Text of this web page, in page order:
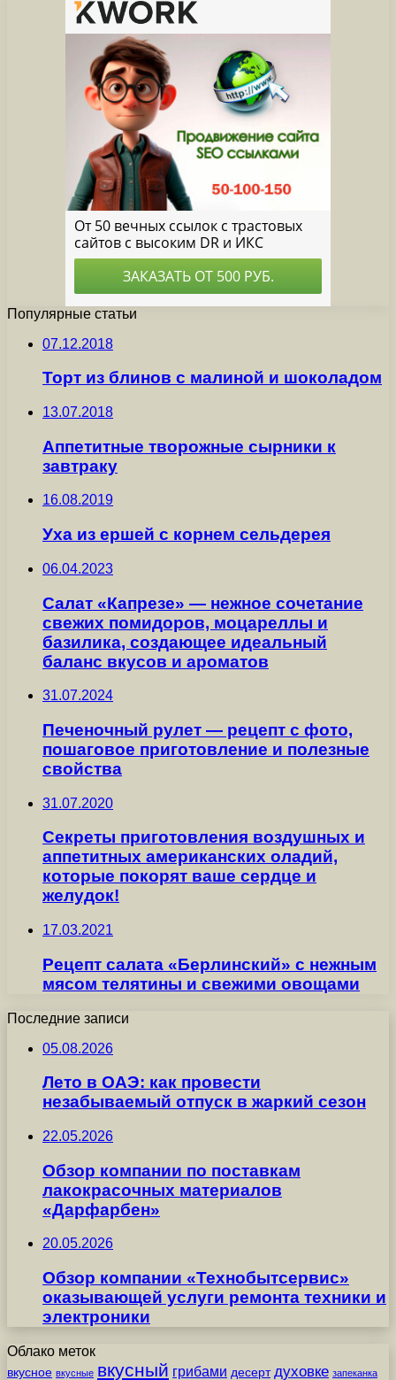
Популярные статьи
07.12.2018
Торт из блинов с малиной и шоколадом
13.07.2018
Аппетитные творожные сырники к
завтраку
16.08.2019
Уха из ершей с корнем сельдерея
06.04.2023
Салат «Капрезе» — нежное сочетание
свежих помидоров, моцареллы и
базилика, создающее идеальный
баланс вкусов и ароматов
31.07.2024
Печеночный рулет — рецепт с фото,
пошаговое приготовление и полезные
свойства
31.07.2020
Секреты приготовления воздушных и
аппетитных американских оладий,
которые покорят ваше сердце и
желудок!
17.03.2021
Рецепт салата «Берлинский» с нежным
мясом телятины и свежими овощами
Последние записи
05.08.2026
Лето в ОАЭ: как провести
незабываемый отпуск в жаркий сезон
22.05.2026
Обзор компании по поставкам
лакокрасочных материалов
«Дарфарбен»
20.05.2026
Обзор компании «Технобытсервис»
оказывающей услуги ремонта техники и
электроники
Облако меток
вкусное вкусные вкусный грибами десерт духовке запеканка